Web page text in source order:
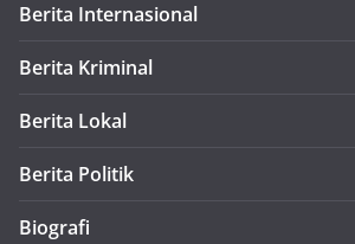
Berita Internasional
Berita Kriminal
Berita Lokal
Berita Politik
Biografi